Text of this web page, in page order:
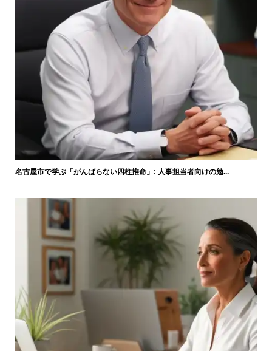
名古屋市で学ぶ「がんばらない四柱推命」: 人事担当者向けの勉...